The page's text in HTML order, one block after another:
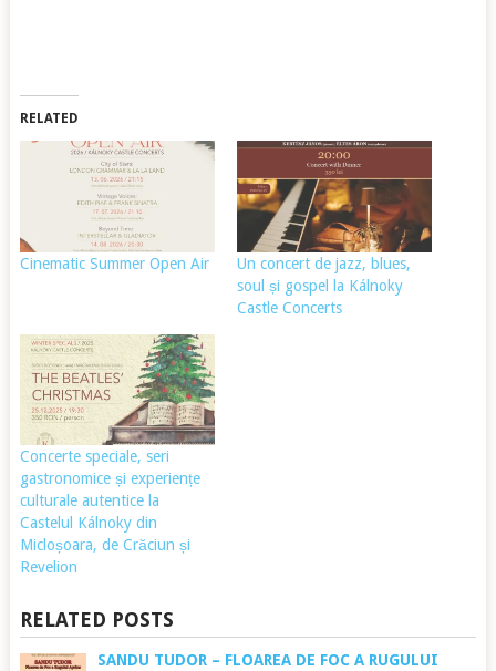
RELATED
Cinematic Summer Open Air
Un concert de jazz, blues,
soul și gospel la Kálnoky
Castle Concerts
Concerte speciale, seri
gastronomice și experiențe
culturale autentice la
Castelul Kálnoky din
Micloșoara, de Crăciun și
Revelion
RELATED POSTS
SANDU TUDOR – FLOAREA DE FOC A RUGULUI